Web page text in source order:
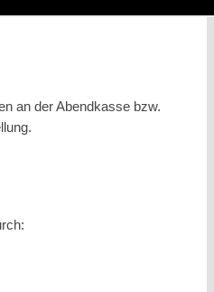
an der Abendkasse bzw.